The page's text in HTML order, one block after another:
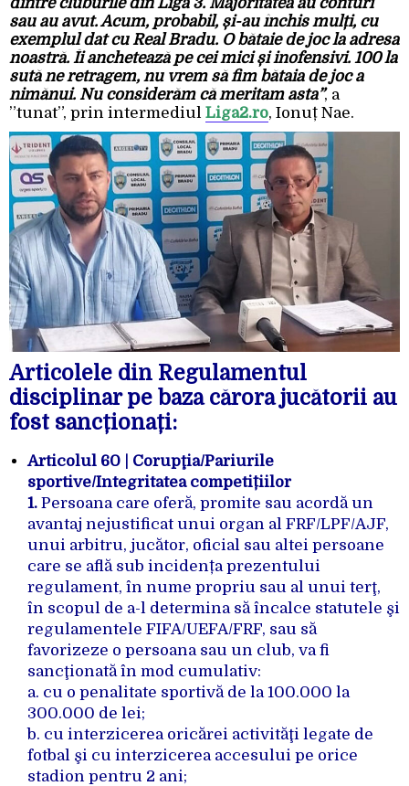
sau au avut. Acum, probabil, și-au închis mulți, cu
exemplul dat cu Real Bradu. O bătaie de joc la adresa
noastră. Îi anchetează pe cei mici și inofensivi. 100 la
sută ne retragem, nu vrem să fim bătaia de joc a
nimănui. Nu considerăm că meritam asta”, a
”tunat”, prin intermediul Liga2.ro, Ionuț Nae.
Articolele din Regulamentul
disciplinar pe baza cărora jucătorii au
fost sancționați:
Articolul 60 | Corupţia/Pariurile
sportive/Integritatea competițiilor
1. Persoana care oferă, promite sau acordă un
avantaj nejustificat unui organ al FRF/LPF/AJF,
unui arbitru, jucător, oficial sau altei persoane
care se află sub incidența prezentului
regulament, în nume propriu sau al unui terţ,
în scopul de a-l determina să încalce statutele şi
regulamentele FIFA/UEFA/FRF, sau să
favorizeze o persoana sau un club, va fi
sancţionată în mod cumulativ:
a. cu o penalitate sportivă de la 100.000 la
300.000 de lei;
b. cu interzicerea oricărei activităţi legate de
fotbal şi cu interzicerea accesului pe orice
stadion pentru 2 ani;